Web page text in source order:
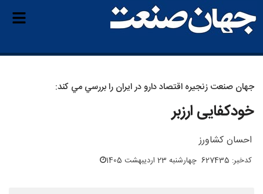
جهان صنعت زنجيره اقتصاد دارو در ايران را بررسي مي كند:
خودکفایی ارزبر
احسان کشاورز
کدخبر: 627435 چهارشنبه 23 اردیبهشت 1405